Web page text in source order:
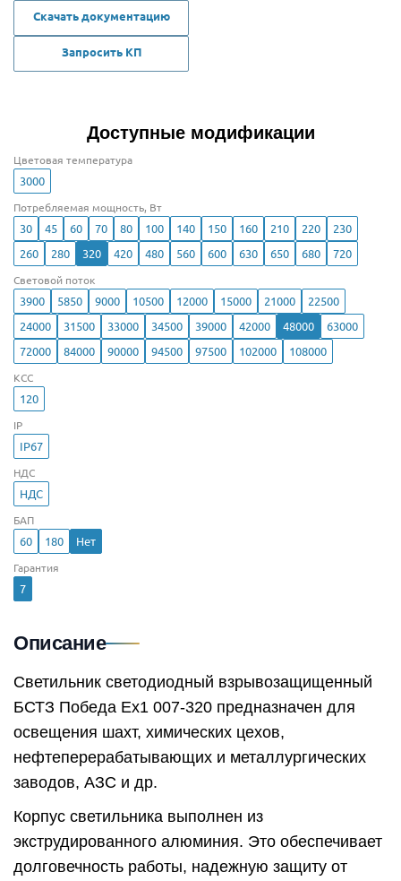
Скачать документацию
Запросить КП
Доступные модификации
Цветовая температура
3000
Потребляемая мощность, Вт
30 45 60 70 80 100 140 150 160 210 220
230
260
280 320 420 480 560 600 630 650 680 720
Световой поток
3900 5850 9000 10500 12000 15000 21000
22500
24000
31500 33000 34500 39000 42000 48000
63000
72000
84000 90000 94500 97500 102000 108000
КСС
120
IP
IP67
НДС
НДС
БАП
60 180 Нет
Гарантия
7
Описание
Светильник светодиодный взрывозащищенный
БСТЗ Победа Ex1 007-320 предназначен для
освещения шахт, химических цехов,
нефтеперерабатывающих и металлургических
заводов, АЗС и др.
Корпус светильника выполнен из
экструдированного алюминия. Это обеспечивает
долговечность работы, надежную защиту от